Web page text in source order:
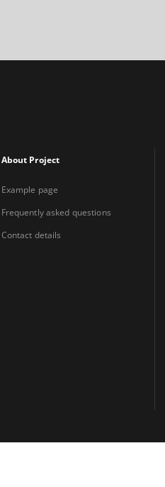
About Project
Example page
Frequently asked questions
Contact details